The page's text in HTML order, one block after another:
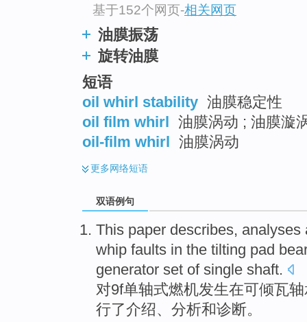
基于152个网页-相关网页
油膜振荡
旋转油膜
短语
oil whirl stability 油膜稳定性
oil film whirl
油膜涡动 ; 油膜漩
oil-film whirl
油膜涡动
更多网络短语
双语例句
This paper describes, analyses
whip faults in the tilting pad
generator set of single shaft.
对9f单轴式燃机发生在可倾瓦
行了介绍、 分析和诊断。